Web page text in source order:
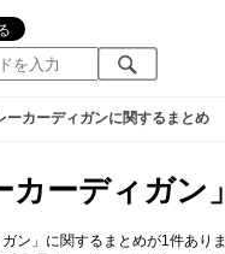
ーカーディガンに関するまとめ
カーディガ
ガン」に関するまとめが1件ありま